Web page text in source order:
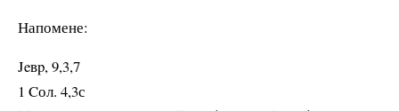
Напомене:
Jeвp, 9,3,7
1 Cол. 4,3с